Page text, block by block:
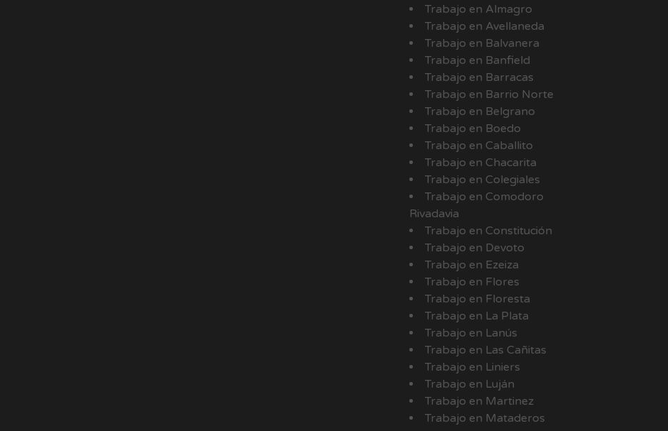
Trabajo en Almagro
Trabajo en Avellaneda
Trabajo en Balvanera
Trabajo en Banfield
Trabajo en Barracas
Trabajo en Barrio Norte
Trabajo en Belgrano
Trabajo en Boedo
Trabajo en Caballito
Trabajo en Chacarita
Trabajo en Colegiales
Trabajo en Comodoro
Rivadavia
Trabajo en Constitución
Trabajo en Devoto
Trabajo en Ezeiza
Trabajo en Flores
Trabajo en Floresta
Trabajo en La Plata
Trabajo en Lanús
Trabajo en Las Cañitas
Trabajo en Liniers
Trabajo en Luján
Trabajo en Martinez
Trabajo en Mataderos